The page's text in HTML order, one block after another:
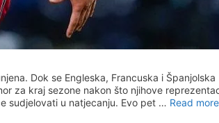
Dok se Engleska, Francuska i Španjolska
za kraj sezone nakon što njihove
sudjelovati u natjecanju. Evo pet … Read more